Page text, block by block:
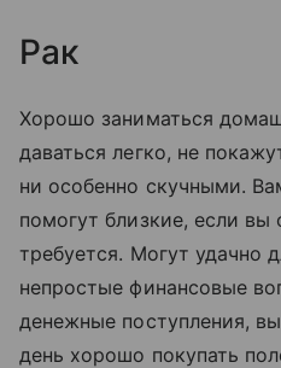
Рак
Хорошо заниматься
даваться легко, не
ни особенно скучными.
помогут близкие, если вы
требуется. Могут удачно
непростые финансовые
денежные поступления,
день хорошо покупать